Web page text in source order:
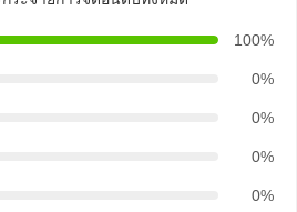
100%
0%
0%
0%
0%